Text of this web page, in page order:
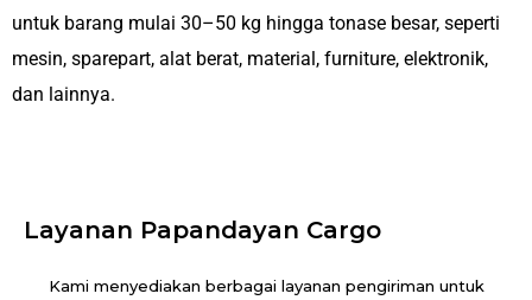
untuk barang mulai 30–50 kg hingga tonase besar, seperti
mesin, sparepart, alat berat, material, furniture, elektronik,
dan lainnya.
Layanan Papandayan Cargo
Kami menyediakan berbagai layanan pengiriman untuk